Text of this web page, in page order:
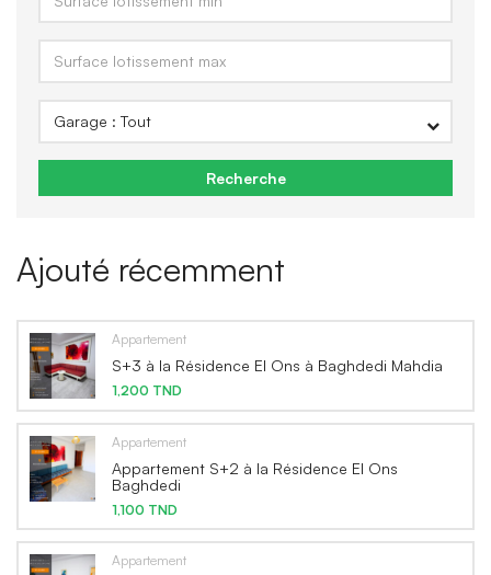
Recherche
Ajouté récemment
Appartement
S+3 à la Résidence El Ons à Baghdedi Mahdia
1,200 TND
Appartement
Appartement S+2 à la Résidence El Ons
Baghdedi
1,100 TND
Appartement